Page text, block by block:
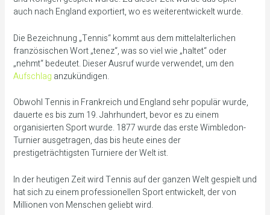
auch nach England exportiert, wo es weiterentwickelt wurde.
Die Bezeichnung „Tennis“ kommt aus dem mittelalterlichen
französischen Wort „tenez“, was so viel wie „haltet“ oder
„nehmt“ bedeutet. Dieser Ausruf wurde verwendet, um den
Aufschlag anzukündigen.
Obwohl Tennis in Frankreich und England sehr populär wurde,
dauerte es bis zum 19. Jahrhundert, bevor es zu einem
organisierten Sport wurde. 1877 wurde das erste Wimbledon-
Turnier ausgetragen, das bis heute eines der
prestigeträchtigsten Turniere der Welt ist.
In der heutigen Zeit wird Tennis auf der ganzen Welt gespielt und
hat sich zu einem professionellen Sport entwickelt, der von
Millionen von Menschen geliebt wird.